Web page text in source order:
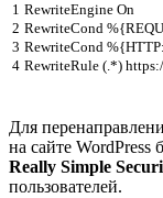
1
2
3
4
RewriteEngine On
RewriteCond %{
RewriteCond %{HTTP:
RewriteRule (.*) https:/
Для
на сайте WordPress
Really Simple
пользователей.